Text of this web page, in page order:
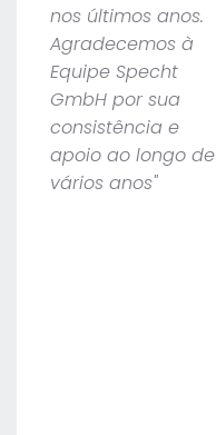
nos últimos anos.
Agradecemos à
Equipe Specht
GmbH por sua
consistência e
apoio ao longo de
vários anos"